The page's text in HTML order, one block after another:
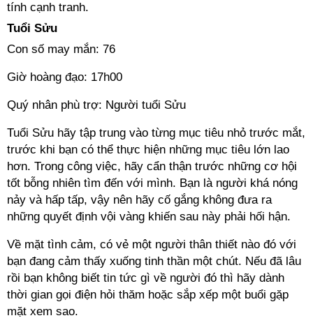
tính cạnh tranh.
Tuổi Sửu
Con số may mắn: 76
Giờ hoàng đạo: 17h00
Quý nhân phù trợ: Người tuổi Sửu
Tuổi Sửu hãy tập trung vào từng mục tiêu nhỏ trước mắt,
trước khi bạn có thể thực hiện những mục tiêu lớn lao
hơn. Trong công việc, hãy cẩn thận trước những cơ hội
tốt bỗng nhiên tìm đến với mình. Bạn là người khá nóng
nảy và hấp tấp, vậy nên hãy cố gắng không đưa ra
những quyết định vội vàng khiến sau này phải hối hận.
Về mặt tình cảm, có vẻ một người thân thiết nào đó với
bạn đang cảm thấy xuống tinh thần một chút. Nếu đã lâu
rồi bạn không biết tin tức gì về người đó thì hãy dành
thời gian gọi điện hỏi thăm hoặc sắp xếp một buổi gặp
mặt xem sao.